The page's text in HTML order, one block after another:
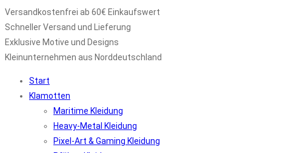
Versandkostenfrei ab 60€ Einkaufswert
Schneller Versand und Lieferung
Exklusive Motive und Designs
Kleinunternehmen aus Norddeutschland
Start
Klamotten
Maritime Kleidung
Heavy-Metal Kleidung
Pixel-Art & Gaming Kleidung